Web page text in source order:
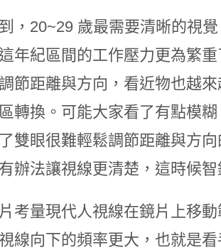
，20~29 歲最需要清晰的視
年紀區間的工作壓力更為繁
節距離與方向，看近物也越
轉換。可能大家看了有點模
雙眼很難輕鬆調節距離與方
辦法讓視線更清楚，這時候
考量現代人視線在鏡片上移
線向下的頻率更大，也就是